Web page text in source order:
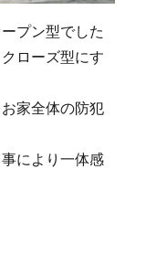
プン型でした
ローズ型にす
家全体の防犯
により一体感